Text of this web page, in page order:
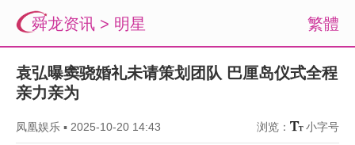
繁體
舜龙资讯 > 明星
袁弘曝窦骁婚礼未请策划团队 巴厘岛仪式全程
亲力亲为
凤凰娱乐 ▪ 2025-10-20 14:43 浏览： 小字号